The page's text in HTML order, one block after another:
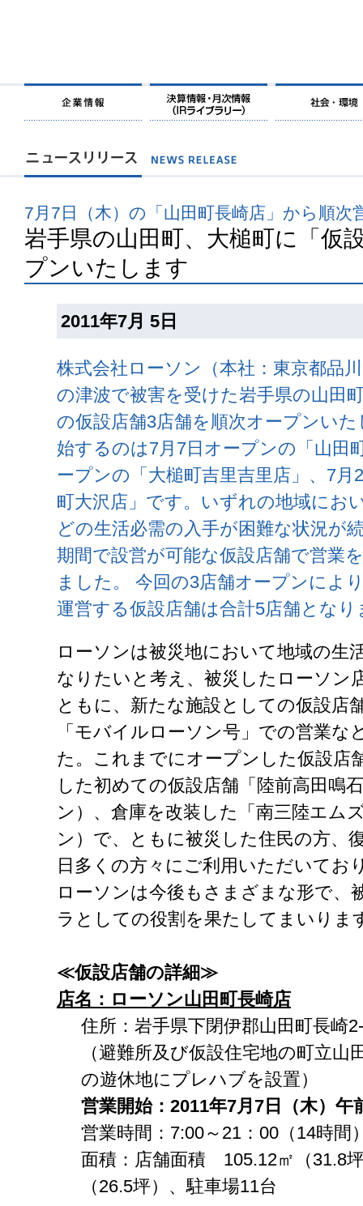
7月7日（木）の「山田町長崎店」から順次
岩手県の山田町、大槌町に「仮
プンいたします
2011年7月 5日
株式会社ローソン（本社：東京都品
の津波で被害を受けた岩手県の山田
の仮設店舗3店舗を順次オープンい
始するのは7月7日オープンの「山田
ープンの「大槌町吉里吉里店」、7
町大沢店」です。いずれの地域にお
どの生活必需の入手が困難な状況が
期間で設営が可能な仮設店舗で営業
ました。 今回の3店舗オープンによ
運営する仮設店舗は合計5店舗となり
ローソンは被災地において地域の生
なりたいと考え、被災したローソン
ともに、新たな施設としての仮設店
「モバイルローソン号」での営業
た。これまでにオープンした仮設店
した初めての仮設店舗「陸前高田鳴
ン）、倉庫を改装した「南三陸エム
ン）で、ともに被災した住民の方、
日多くの方々にご利用いただいてお
ローソンは今後もさまざまな形で、
ラとしての役割を果たしてまいりま
≪仮設店舗の詳細≫
店名 ：ローソン山田町長崎店
住所：岩手県下閉伊郡山田町長崎
（避難所及び仮設住宅地の町立山
の遊休地にプレハブを設置）
営業開始： 2011年7月 7 日（木）午
営業時間：7:00～21：00（14時間
面積：店舗面積 105.12㎡（31.8
（26.5坪）、駐車場11台